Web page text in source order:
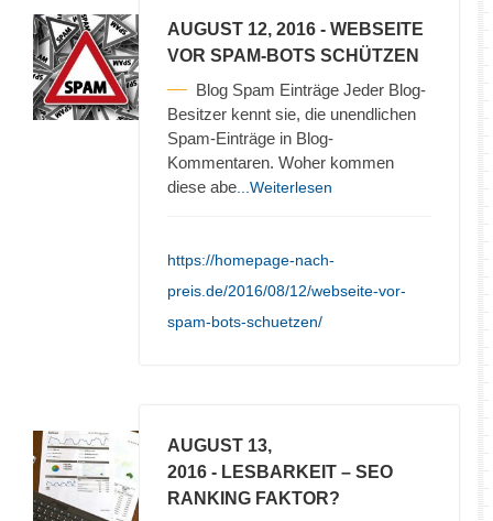
AUGUST 12, 2016 - WEBSEITE
VOR SPAM-BOTS SCHÜTZEN
Blog Spam Einträge Jeder Blog-
Besitzer kennt sie, die unendlichen
Spam-Einträge in Blog-
Kommentaren. Woher kommen
diese abe ...Weiterlesen
https://homepage-nach-
preis.de/2016/08/12/webseite-vor-
spam-bots-schuetzen/
AUGUST 13,
2016 - LESBARKEIT – SEO
RANKING FAKTOR?